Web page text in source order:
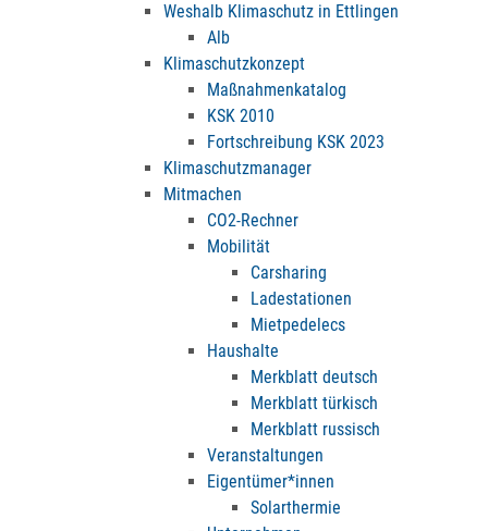
Weshalb Klimaschutz in Ettlingen
Alb
Klimaschutzkonzept
Maßnahmenkatalog
KSK 2010
Fortschreibung KSK 2023
Klimaschutzmanager
Mitmachen
CO2-Rechner
Mobilität
Carsharing
Ladestationen
Mietpedelecs
Haushalte
Merkblatt deutsch
Merkblatt türkisch
Merkblatt russisch
Veranstaltungen
Eigentümer*innen
Solarthermie